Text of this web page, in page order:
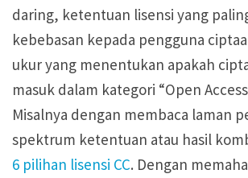
daring, ketentuan lisensi yang
kebebasan kepada pengguna
ukur yang menentukan apakah
masuk dalam kategori “Open
Misalnya dengan membaca laman
spektrum ketentuan atau hasil
6 pilihan lisensi CC. Dengan